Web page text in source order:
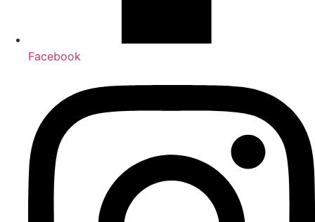
Facebook